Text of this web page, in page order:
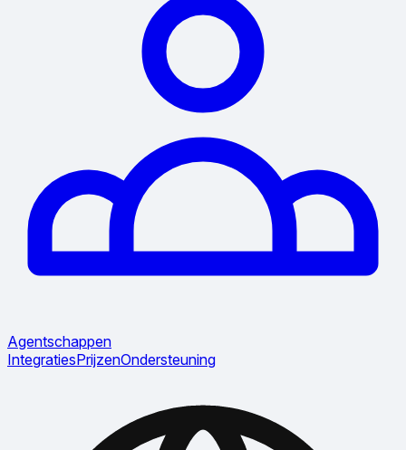
Agentschappen
IntegratiesPrijzenOndersteuning